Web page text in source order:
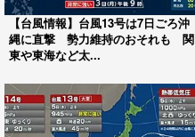
【台風情報】台風13号は7日ごろ沖
縄に直撃 勢力維持のおそれも 関
東や東海など太...